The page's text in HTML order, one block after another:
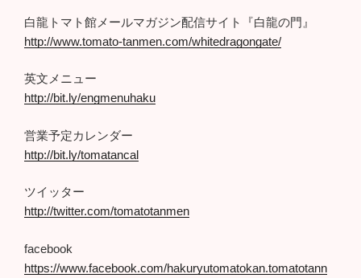
白龍トマト館メールマガジン配信サイト『白龍の門』
http://www.tomato-tanmen.com/whitedragongate/
英文メニュー
http://bit.ly/engmenuhaku
営業予定カレンダー
http://bit.ly/tomatancal
ツイッター
http://twitter.com/tomatotanmen
facebook
https://www.facebook.com/hakuryutomatokan.tomatotann